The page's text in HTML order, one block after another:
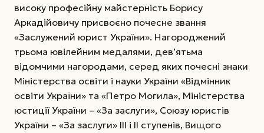
високу професійну майстерність Борису
Аркадійовичу присвоєно почесне звання
«Заслужений юрист України». Нагороджений
трьома ювілейним медалями, дев’ятьма
відомчими нагородами, серед яких почесні знаки
Міністерства освіти і науки України «Відмінник
освіти України» та «Петро Могила», Міністерства
юстиції України – «За заслуги», Союзу юристів
України – «За заслуги» III і II ступенів, Вищого